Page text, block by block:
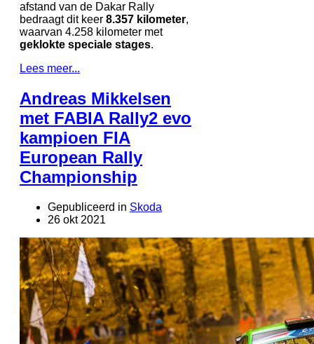
afstand van de Dakar Rally
bedraagt dit keer 8.357 kilometer,
waarvan 4.258 kilometer met
geklokte speciale stages.
Lees meer...
Andreas Mikkelsen
met FABIA Rally2 evo
kampioen FIA
European Rally
Championship
Gepubliceerd in Skoda
26 okt 2021